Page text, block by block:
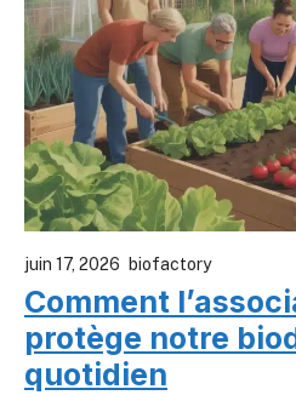
juin 17, 2026 biofactory
Comment
protège notre
quotidien